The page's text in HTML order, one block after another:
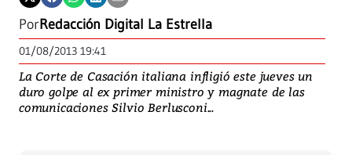
PorRedacción Digital La Estrella
01/08/2013 19:41
La Corte de Casación italiana infligió este jueves un
duro golpe al ex primer ministro y magnate de las
comunicaciones Silvio Berlusconi...